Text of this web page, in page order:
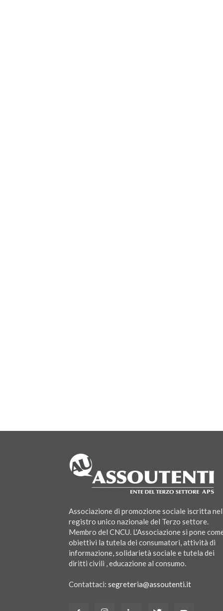
Associazione di promozione sociale iscritta nel
registro unico nazionale del Terzo settore.
Membro del CNCU. L'Associazione si pone
obiettivi la tutela dei consumatori, attività di
informazione, solidarietà sociale e tutela dei
diritti civili , educazione al consumo.
Contattaci: segreteria@assoutenti.it